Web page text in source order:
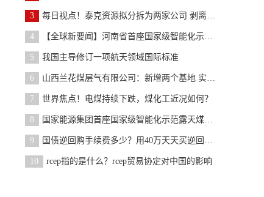
3 每日视点！泰克资源拟分拆为两家公司 剥离炼钢煤炭
4 【全球新要闻】河南省首座国家级智能化示范矿井通过
5 我国主导修订一项航天领域国际标准
6 山西兰花煤层气有限公司：新增两个基地 实现产能突
7 世界焦点！电煤持续下跌，煤化工近况如何？
8 国家能源集团首座国家级智能化示范露天煤矿通过国家
9 国债逆回购手续费多少？用40万天天买逆回购好吗？
10 rcep指的是什么？rcep贸易协定对中国的影响